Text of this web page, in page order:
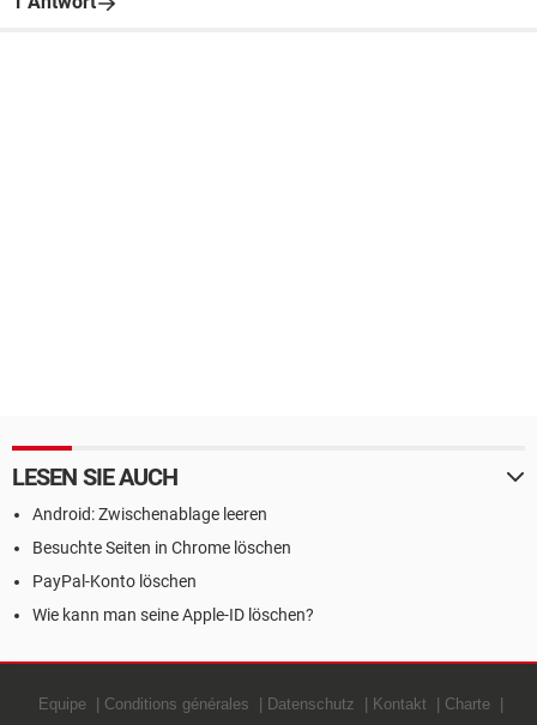
LESEN SIE AUCH
Android: Zwischenablage leeren
Besuchte Seiten in Chrome löschen
PayPal-Konto löschen
Wie kann man seine Apple-ID löschen?
Equipe Conditions générales Datenschutz Kontakt Charte